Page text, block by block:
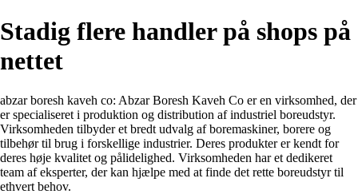
Stadig flere handler på shops på
nettet
abzar boresh kaveh co: Abzar Boresh Kaveh Co er en virksomhed, der
er specialiseret i produktion og distribution af industriel boreudstyr.
Virksomheden tilbyder et bredt udvalg af boremaskiner, borere og
tilbehør til brug i forskellige industrier. Deres produkter er kendt for
deres høje kvalitet og pålidelighed. Virksomheden har et dedikeret
team af eksperter, der kan hjælpe med at finde det rette boreudstyr til
ethvert behov.